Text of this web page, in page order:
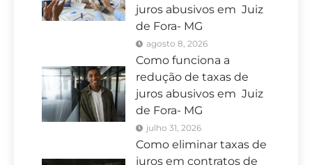
juros abusivos em Juiz
de Fora- MG
agosto 8, 2026
Como funciona a
redução de taxas de
juros abusivos em Juiz
de Fora- MG
julho 31, 2026
Como eliminar taxas de
juros em contratos de